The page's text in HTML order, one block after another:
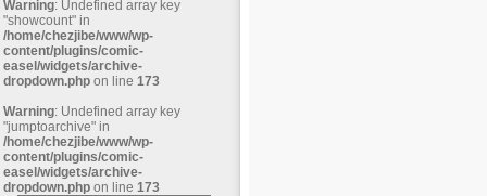
Warning: Undefined array key
"showcount" in
/home/chezjibe/www/wp-
content/plugins/comic-
easel/widgets/archive-
dropdown.php on line 173
Warning: Undefined array key
"jumptoarchive" in
/home/chezjibe/www/wp-
content/plugins/comic-
easel/widgets/archive-
dropdown.php on line 173